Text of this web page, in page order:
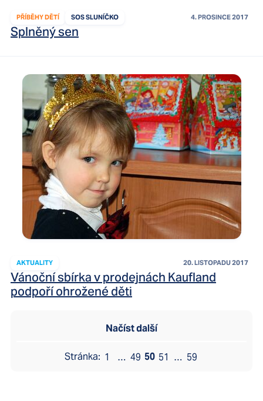
PŘÍBĚHY DĚTÍ SOS SLUNÍČKO 4. PROSINCE 2017
Splněný sen
AKTUALITY 20. LISTOPADU 2017
Vánoční sbírka v prodejnách Kaufland
podpoří ohrožené děti
Načíst další
1 … 49 50 51 … 59